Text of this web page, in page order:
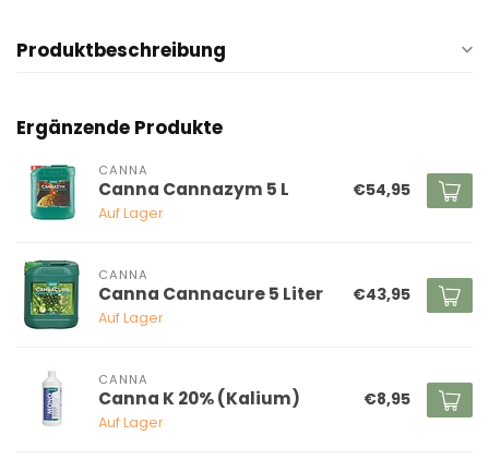
Produktbeschreibung
Ergänzende Produkte
CANNA
Canna Cannazym 5 L
Auf Lager
€54,95
CANNA
Canna Cannacure 5 Liter
Auf Lager
€43,95
CANNA
Canna K 20% (Kalium)
Auf Lager
€8,95